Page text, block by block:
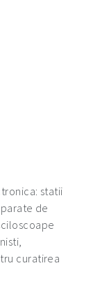
statii
de
curatirea